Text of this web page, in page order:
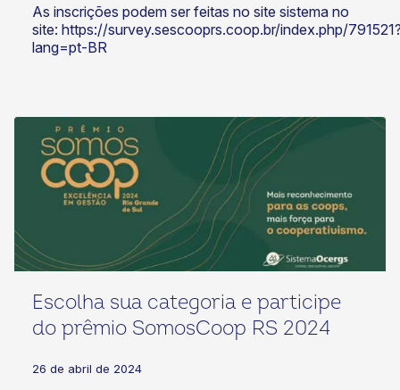
As inscrições podem ser feitas no site sistema no
site: https://survey.sescooprs.coop.br/index.php/
lang=pt-BR
Escolha sua categoria e participe
do prêmio SomosCoop RS 2024
26 de abril de 2024